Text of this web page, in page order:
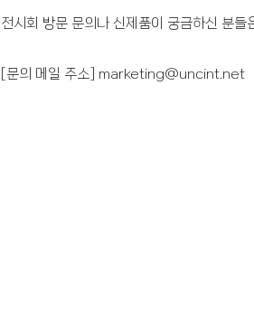
전시회 방문 문의나 신제품이 궁금하신 분
[문의 메일 주소] marketing@uncint.net